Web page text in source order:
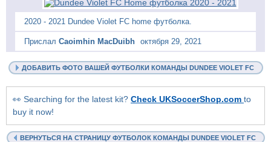
2020 - 2021 Dundee Violet FC home футболка.
Прислал Caoimhin MacDuibh октября 29, 2021
ДОБАВИТЬ ФОТО ВАШЕЙ ФУТБОЛКИ КОМАНДЫ DUNDEE VIOLET FC
👀 Searching for the latest kit? Check UKSoccerShop.com to
buy it now!
ВЕРНУТЬСЯ НА СТРАНИЦУ ФУТБОЛОК КОМАНДЫ DUNDEE VIOLET FC